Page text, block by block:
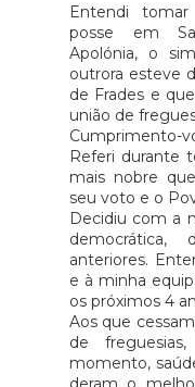
https://
-
Estar de
Fit&Well
Clube
Diocesana
Comunidade Em
Azul,
cancro da
homem.
na sede da
nós!
Entendi
posse em
Apolónia, o
outrora esteve
de Frades e
união de
Cumprimento-
Referi durante
mais nobre
seu voto e o
Decidiu com a
democrática,
anteriores.
e à minha
os próximos 4
Aos que
de
momento,